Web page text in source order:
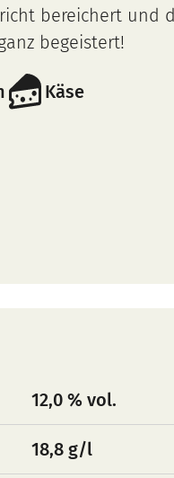
bereichert und
begeistert!
Käse
12,0 % vol.
18,8 g/l